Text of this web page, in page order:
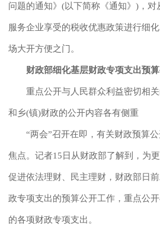
问题的通知》(以下简称《通知》)，
服务企业享受的税收优惠政策进行细
场大开方便之门。
财政部细化基层财政专项支出预算
重点公开与人民群众利益密切相关
和乡(镇)财政的公开内容各有侧重
“两会”召开在即，有关财政预算公
焦点。记者15日从财政部了解到，为
促进依法理财、民主理财，财政部日
政专项支出的预算公开工作，重点公
的各项财政专项支出。